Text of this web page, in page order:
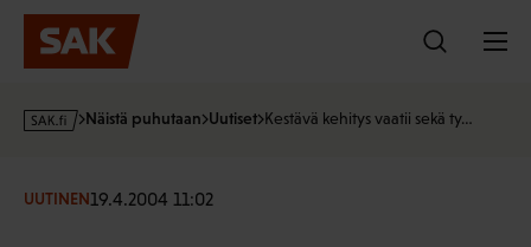
Hyppää
sisältöön
s
·
Näistä puhutaan Uutiset Kestävä kehitys vaatii sekä ty…
UUTINEN19.4.2004 11:02